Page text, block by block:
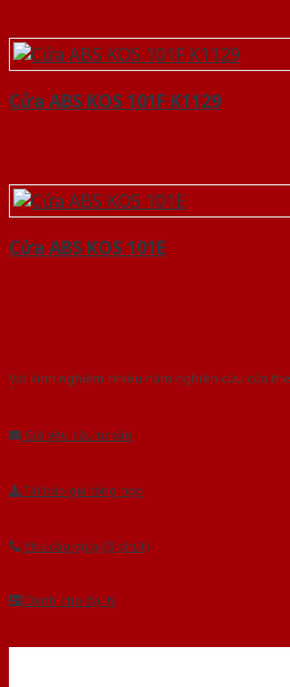
Cửa ABS KOS 101F K1129
Cửa ABS KOS 101E
Với kinh nghiệm nhiêu năm nghiên cứu cửa
Gửi yêu cầu tư vấn
Tải báo giá tổng hợp
Yêu cầu gọi lại (3 phút)
Dành cho đại lý